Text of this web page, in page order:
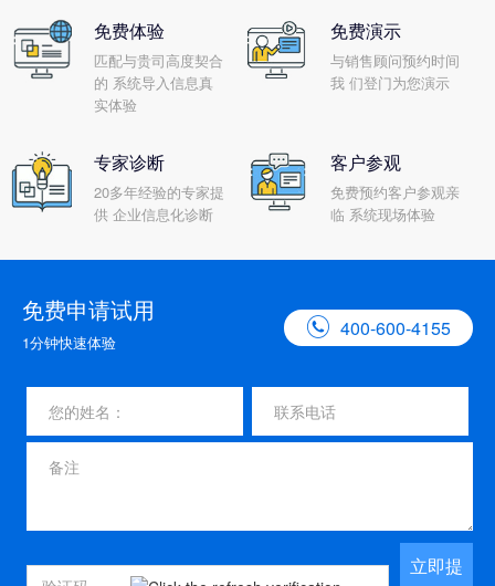
免费体验
匹配与贵司高度契合
的 系统导入信息真
实体验
免费演示
与销售顾问预约时间
我 们登门为您演示
专家诊断
20多年经验的专家提
供 企业信息化诊断
客户参观
免费预约客户参观亲
临 系统现场体验
免费申请试用
1分钟快速体验
 400-600-4155
立即提